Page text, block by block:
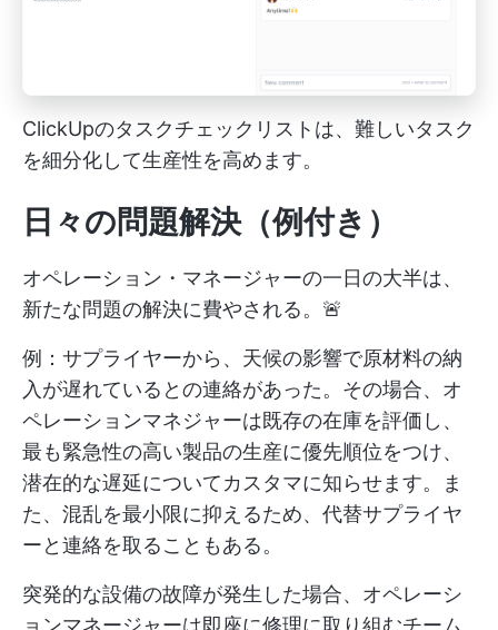
ClickUpのタスクチェックリストは、難しいタスク
を細分化して生産性を高めます。
日々の問題解決（例付き）
オペレーション・マネージャーの一日の大半は、
新たな問題の解決に費やされる。🚨
例：サプライヤーから、天候の影響で原材料の納
入が遅れているとの連絡があった。その場合、オ
ペレーションマネジャーは既存の在庫を評価し、
最も緊急性の高い製品の生産に優先順位をつけ、
潜在的な遅延についてカスタマに知らせます。ま
た、混乱を最小限に抑えるため、代替サプライヤ
ーと連絡を取ることもある。
突発的な設備の故障が発生した場合、オペレーシ